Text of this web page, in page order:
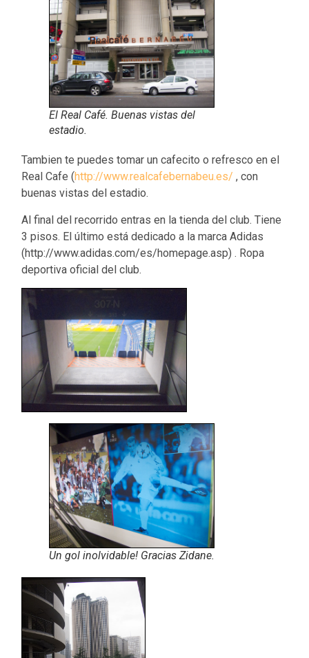
El Real Café. Buenas vistas del
estadio.
Tambien te puedes tomar un cafecito o refresco en el
Real Cafe (http://www.realcafebernabeu.es/ , con
buenas vistas del estadio.
Al final del recorrido entras en la tienda del club. Tiene
3 pisos. El último está dedicado a la marca Adidas
(http://www.adidas.com/es/homepage.asp) . Ropa
deportiva oficial del club.
Un gol inolvidable! Gracias Zidane.